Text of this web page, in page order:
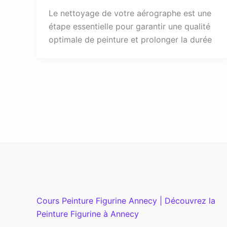
Le nettoyage de votre aérographe est une
étape essentielle pour garantir une qualité
optimale de peinture et prolonger la durée
Cours Peinture Figurine Annecy | Découvrez la
Peinture Figurine à Annecy